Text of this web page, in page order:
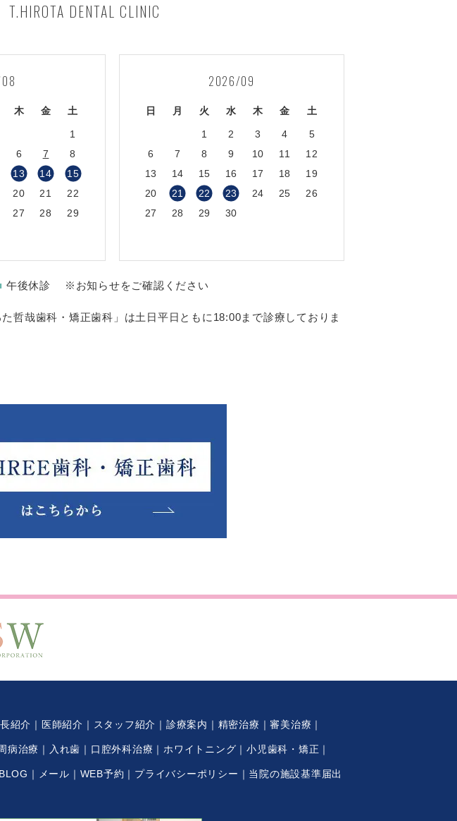
T.HIROTA DENTAL CLINIC
木 金 土
1
6 7
8
13 14
15
20 21
22
27 28
29
2026/09
日 月 火 水 木 金 土
1 2 3 4
5
6
7 8 9 10 11
12
13
14 15 16 17 18
19
20
21 22 23 24 25
26
27
28 29 30
午後休診 ※お知らせをご確認ください
哲哉歯科・矯正歯科」は土日平日ともに18:00まで診療しておりま
紹介 医師紹介 スタッフ紹介 診療案内 精密治療 審美治療
病治療 入れ歯 口腔外科治療 ホワイトニング 小児歯科・矯正
BLOG メール WEB予約 プライバシーポリシー 当院の施設基準届出